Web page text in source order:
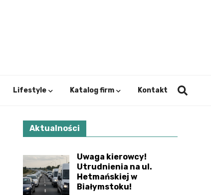
Lifestyle Katalog firm Kontakt
Aktualności
Uwaga kierowcy!
Utrudnienia na ul.
Hetmańskiej w
Białymstoku!